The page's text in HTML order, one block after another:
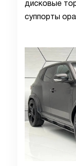
дисковые
суппорты